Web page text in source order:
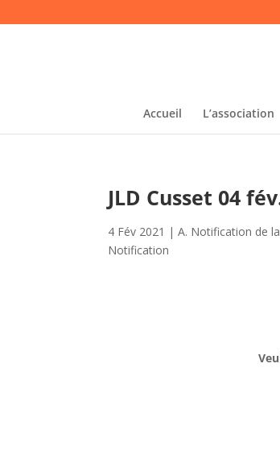
Accueil L’association
JLD Cusset 04
4 Fév 2021 |A. Notification de
Notification